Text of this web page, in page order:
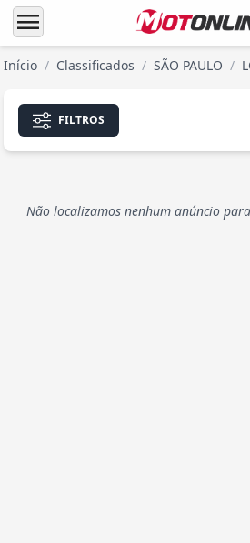
menu
Início / Classificados / SÃO PAULO /
FILTROS
Não localizamos nenhum anúncio